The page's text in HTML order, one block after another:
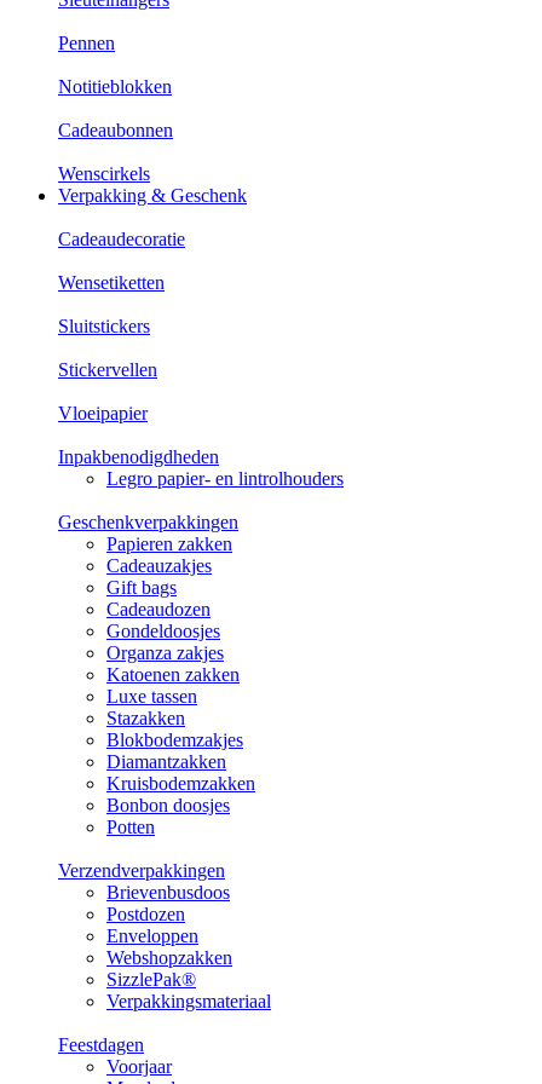
Pennen
Notitieblokken
Cadeaubonnen
Wenscirkels
Verpakking & Geschenk
Cadeaudecoratie
Wensetiketten
Sluitstickers
Stickervellen
Vloeipapier
Inpakbenodigdheden
Legro papier- en lintrolhouders
Geschenkverpakkingen
Papieren zakken
Cadeauzakjes
Gift bags
Cadeaudozen
Gondeldoosjes
Organza zakjes
Katoenen zakken
Luxe tassen
Stazakken
Blokbodemzakjes
Diamantzakken
Kruisbodemzakken
Bonbon doosjes
Potten
Verzendverpakkingen
Brievenbusdoos
Postdozen
Enveloppen
Webshopzakken
SizzlePak®
Verpakkingsmateriaal
Feestdagen
Voorjaar